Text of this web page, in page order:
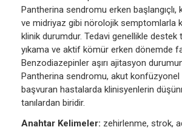
Pantherina sendromu erken
ve midriyaz gibi nörolojik semptomlarla
klinik durumdur. Tedavi genellikle destek
yıkama ve aktif kömür erken dönemde
Benzodiazepinler aşırı ajitasyon
Pantherina sendromu, akut konfüzyonel
başvuran hastalarda klinisyenlerin
tanılardan biridir.
Anahtar Kelimeler: zehirlenme, strok,